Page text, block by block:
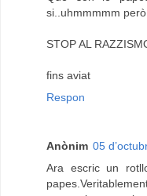
si..uhmmmmm
STOP AL
fins aviat
Respon
Anònim 05
Ara escric un